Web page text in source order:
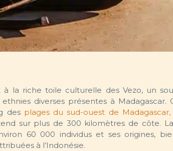
la riche toile culturelle des Vezo, un
diverses présentes à Madagascar.
des plages du sud-ouest de
sur plus de 300 kilomètres de côte.
60 000 individus et ses origines,
à l’Indonésie.